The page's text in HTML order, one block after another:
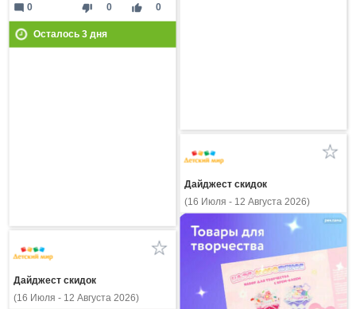
thumb_down 0 thumb_up 0
mode_comment 0
Осталось 3дня
Дайджест скидок
(16 Июля - 12 Августа 2026)
Дайджест скидок
(16 Июля - 12 Августа 2026)